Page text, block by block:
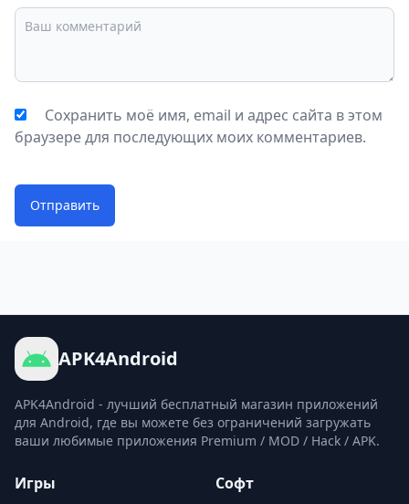
Сохранить моё имя, email и адрес сайта в этом
браузере для последующих моих комментариев.
Отправить
APK4Android
APK4Android - лучший бесплатный магазин приложений
для Android, где вы можете без ограничений загружать
ваши любимые приложения Premium / MOD / Hack / APK.
Игры Софт